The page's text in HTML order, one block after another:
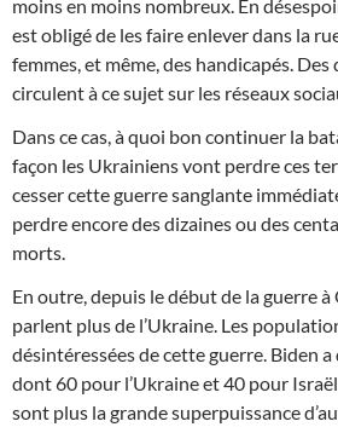
moins en moins nombreux. En
est obligé de les faire enlever dans la
femmes, et même, des handicapés.
circulent à ce sujet sur les réseaux
Dans ce cas, à quoi bon continuer la
façon les Ukrainiens vont perdre ces
cesser cette guerre sanglante
perdre encore des dizaines ou des
morts.
En outre, depuis le début de la guerre à
parlent plus de l’Ukraine. Les
désintéressées de cette guerre. Biden
dont 60 pour l’Ukraine et 40 pour
sont plus la grande superpuissance